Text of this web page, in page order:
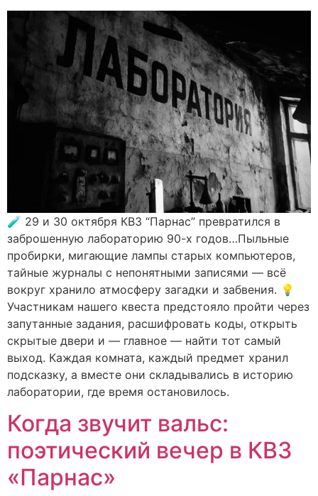
🧪 29 и 30 октября КВЗ “Парнас” превратился в
заброшенную лабораторию 90-х годов…Пыльные
пробирки, мигающие лампы старых компьютеров,
тайные журналы с непонятными записями — всё
вокруг хранило атмосферу загадки и забвения. 💡
Участникам нашего квеста предстояло пройти через
запутанные задания, расшифровать коды, открыть
скрытые двери и — главное — найти тот самый
выход. Каждая комната, каждый предмет хранил
подсказку, а вместе они складывались в историю
лаборатории, где время остановилось.
Когда звучит вальс:
поэтический вечер в КВЗ
«Парнас»